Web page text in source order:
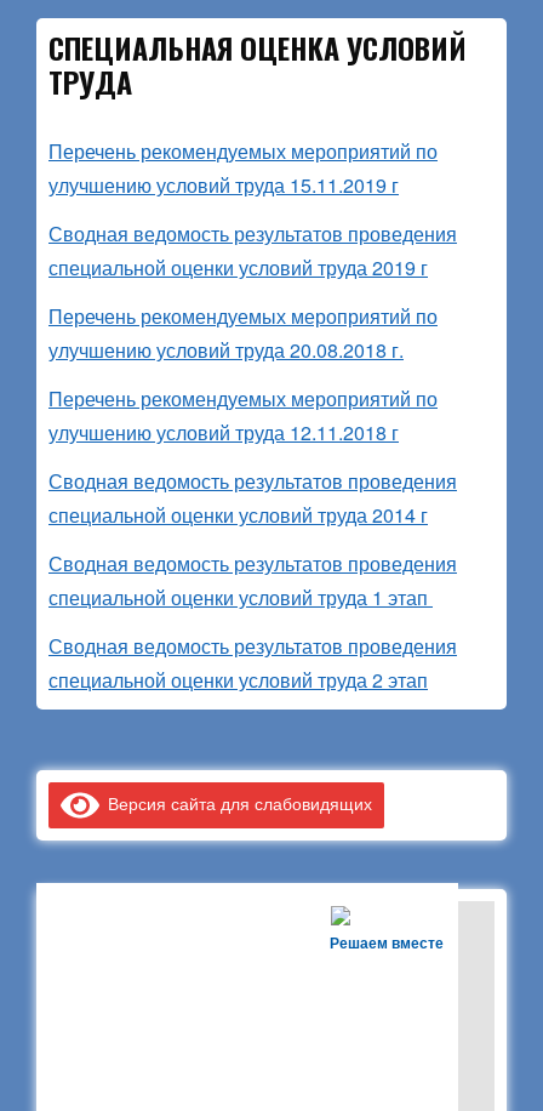
СПЕЦИАЛЬНАЯ ОЦЕНКА УСЛОВИЙ
ТРУДА
Перечень рекомендуемых мероприятий по
улучшению условий труда 15.11.2019 г
Сводная ведомость результатов проведения
специальной оценки условий труда 2019 г
Перечень рекомендуемых мероприятий по
улучшению условий труда 20.08.2018 г.
Перечень рекомендуемых мероприятий по
улучшению условий труда 12.11.2018 г
Сводная ведомость результатов проведения
специальной оценки условий труда 2014 г
Сводная ведомость результатов проведения
специальной оценки условий труда 1 этап
Сводная ведомость результатов проведения
специальной оценки условий труда 2 этап
Версия сайта для слабовидящих
Решаем вместе